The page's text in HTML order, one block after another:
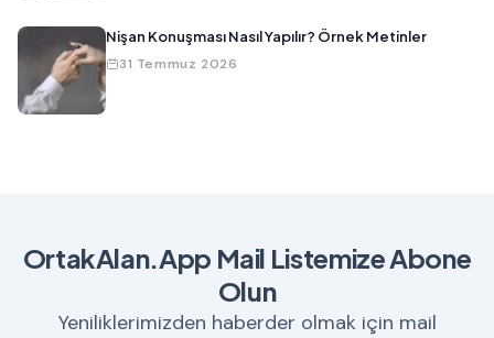
Nişan Konuşması Nasıl Yapılır? Örnek Metinler
31 Temmuz 2026
OrtakAlan.App Mail Listemize Abone
Olun
Yeniliklerimizden haberder olmak için mail